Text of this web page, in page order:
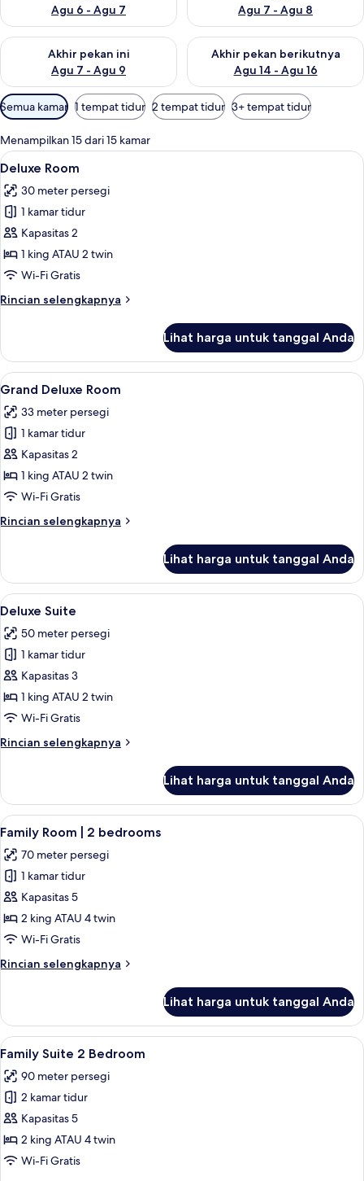
Agu 6 - Agu 7
Agu 7 - Agu 8
Akhir pekan ini
Agu 7 - Agu 9
Periksa ketersediaan untuk akhir pekan ini Agu 7 - Agu 9
Akhir pekan berikutnya
Agu 14 - Agu 16
Periksa ketersediaan untuk
Filter
tersedia
untuk
kamar
Semua kamar 1 tempat tidur 2 tempat tidur 3+ tempat tidur
Menampilkan 15 dari 15 kamar
Lihat
semua
foto
untuk
Deluxe
Room
Seprai premium, selimut bulu angsa,
8
Deluxe Room
30 meter persegi
1 kamar tidur
Kapasitas 2
1 king ATAU 2 twin
Wi-Fi Gratis
Rincian selengkapnya
Rincian
Deluxe
Room
Lihat harga untuk tanggal Anda
Lihat
semua
foto
untuk
Grand
Deluxe
Room
Grand Deluxe Room | Seprai
10
Grand Deluxe Room
33 meter persegi
1 kamar tidur
Kapasitas 2
1 king ATAU 2 twin
Wi-Fi Gratis
Rincian selengkapnya
Rincian
Grand
Deluxe
Room
Lihat harga untuk tanggal Anda
Lihat
semua
foto
untuk
Deluxe
Suite
Deluxe Suite | Seprai premium,
10
Deluxe Suite
50 meter persegi
1 kamar tidur
Kapasitas 3
1 king ATAU 2 twin
Wi-Fi Gratis
Rincian selengkapnya
Rincian
Deluxe
Suite
Lihat harga untuk tanggal Anda
Lihat
semua
foto
untuk
Family
Room
bedrooms
Seprai premium, selimut bulu angsa,
6
Family Room | 2 bedrooms
70 meter persegi
1 kamar tidur
Kapasitas 5
2 king ATAU 4 twin
Wi-Fi Gratis
Rincian selengkapnya
Rincian
Family
Room
|
bedrooms
Lihat harga untuk tanggal Anda
Lihat
semua
foto
untuk
Family
Suite
2
Family Suite 2 Bedroom | Seprai
8
Family Suite 2 Bedroom
90 meter persegi
2 kamar tidur
Kapasitas 5
2 king ATAU 4 twin
Wi-Fi Gratis